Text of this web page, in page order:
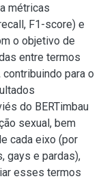
métricas
F1-score) e
o objetivo de
entre termos
para o
do BERTimbau
sexual, bem
cada eixo (por
gays e pardas),
esses termos